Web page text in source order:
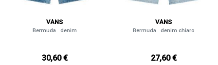
VANS
Bermuda . denim
30,60 €
VANS
Bermuda . denim chiaro
27,60 €